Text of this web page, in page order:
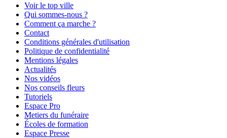
Voir le top ville
Qui sommes-nous ?
Comment ça marche ?
Contact
Conditions générales d'utilisation
Politique de confidentialité
Mentions légales
Actualités
Nos vidéos
Nos conseils fleurs
Tutoriels
Espace Pro
Metiers du funéraire
Écoles de formation
Espace Presse